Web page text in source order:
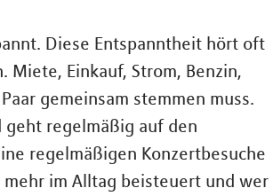
Diese Entspanntheit hört oft
Miete, Einkauf, Strom, Benzin,
gemeinsam stemmen muss.
geht regelmäßig auf den
regelmäßigen Konzertbesuche
im Alltag beisteuert und wer